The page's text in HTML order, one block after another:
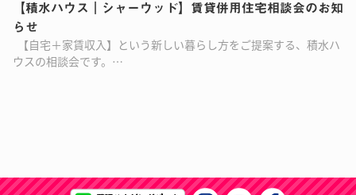
【積水ハウス｜シャーウッド】賃貸併用住宅相談会のお知
らせ
【自宅＋家賃収入】という新しい暮らし方をご提案する、積水ハ
ウスの相談会です。…